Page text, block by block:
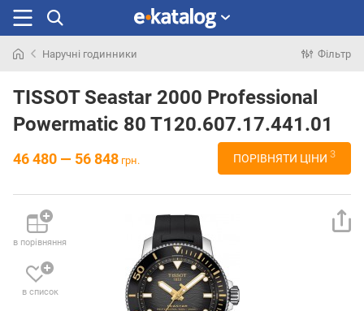
раніше
Наручні годинники Фільтр
TISSOT Seastar 2000 Professional
Powermatic 80 T120.607.17.441.01
46 480 — 56 848 грн. ПОРІВНЯТИ ЦІНИ 3
в порівняння
в список